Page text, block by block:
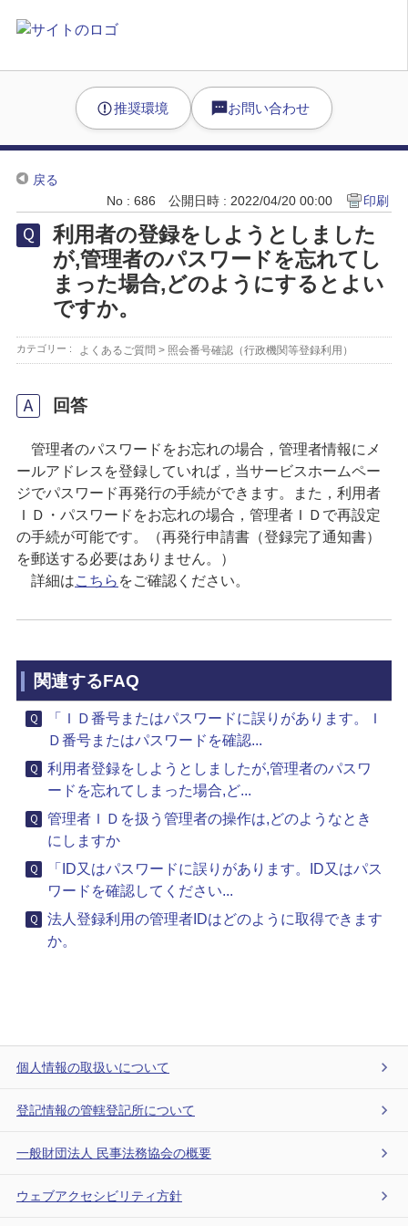
推奨環境 お問い合わせ
戻る
No : 686
公開日時 : 2022/04/20 00:00 印刷
利用者の登録をしようとしました
が,管理者のパスワードを忘れてし
まった場合,どのようにするとよい
ですか。
カテゴリー : よくあるご質問 > 照会番号確認（行政機関等登録利用）
回答
管理者のパスワードをお忘れの場合，管理者情報にメ
ールアドレスを登録していれば，当サービスホームペー
ジでパスワード再発行の手続ができます。また，利用者
ＩＤ・パスワードをお忘れの場合，管理者ＩＤで再設定
の手続が可能です。（再発行申請書（登録完了通知書）
を郵送する必要はありません。）
詳細はこちら をご確認ください。
関連するFAQ
「ＩＤ番号またはパスワードに誤りがあります。Ｉ
Ｄ番号またはパスワードを確認...
利用者登録をしようとしましたが,管理者のパスワ
ードを忘れてしまった場合,ど...
管理者ＩＤを扱う管理者の操作は,どのようなとき
にしますか
「ID又はパスワードに誤りがあります。ID又はパス
ワードを確認してください...
法人登録利用の管理者IDはどのように取得できます
か。
個人情報の取扱いについて
登記情報の管轄登記所について
一般財団法人 民事法務協会の概要
ウェブアクセシビリティ方針